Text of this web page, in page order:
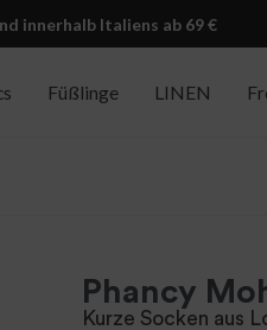
innerhalb Italiens ab 69 €
Füßlinge LINEN
Phancy
Kurze Socken aus